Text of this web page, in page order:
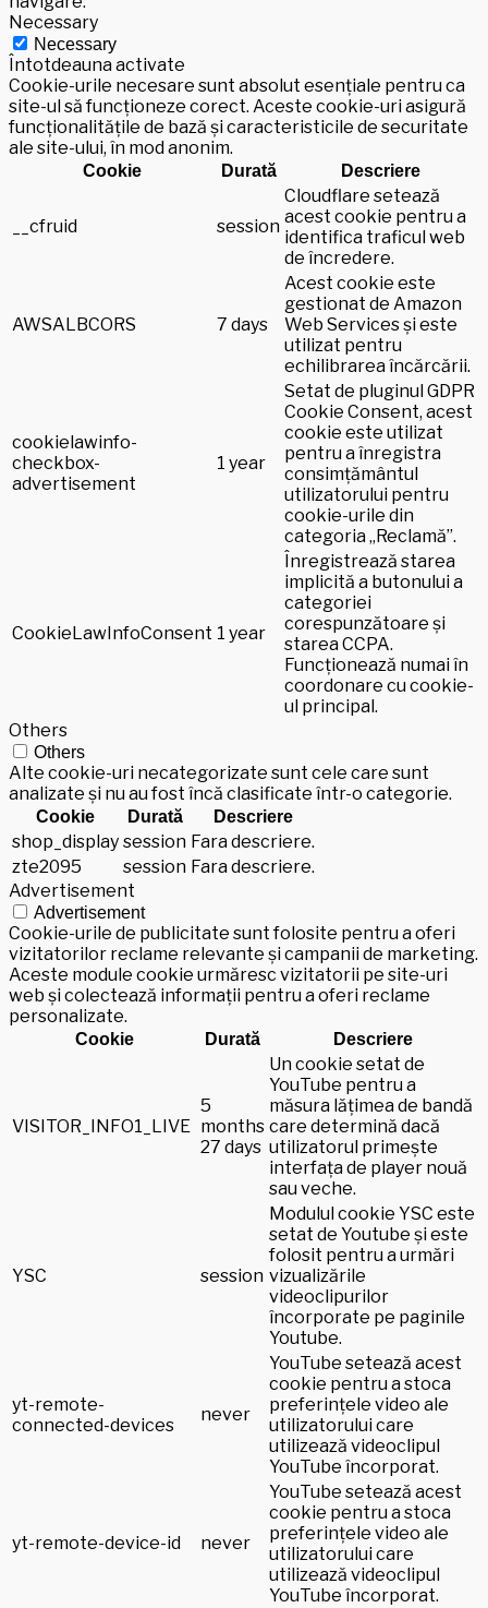
Necessary
Necessary
Întotdeauna activate
Cookie-urile necesare sunt absolut esențiale pentru ca
site-ul să funcționeze corect. Aceste cookie-uri asigură
funcționalitățile de bază și caracteristicile de securitate
ale site-ului, în mod anonim.
Cookie Durată Descriere
__cfruid session
Cloudflare setează
acest cookie pentru a
identifica traficul web
de încredere.
AWSALBCORS 7 days
Acest cookie este
gestionat de Amazon
Web Services și este
utilizat pentru
echilibrarea încărcării.
cookielawinfo-
checkbox-
advertisement
1 year
Setat de pluginul GDPR
Cookie Consent, acest
cookie este utilizat
pentru a înregistra
consimțământul
utilizatorului pentru
cookie-urile din
categoria „Reclamă”.
CookieLawInfoConsent 1 year
Înregistrează starea
implicită a butonului a
categoriei
corespunzătoare și
starea CCPA.
Funcționează numai în
coordonare cu cookie-
ul principal.
Others
Others
Alte cookie-uri necategorizate sunt cele care sunt
analizate și nu au fost încă clasificate într-o categorie.
Cookie Durată Descriere
shop_display session Fara descriere.
zte2095
session Fara descriere.
Advertisement
Advertisement
Cookie-urile de publicitate sunt folosite pentru a oferi
vizitatorilor reclame relevante și campanii de marketing.
Aceste module cookie urmăresc vizitatorii pe site-uri
web și colectează informații pentru a oferi reclame
personalizate.
Cookie Durată Descriere
VISITOR_INFO1_LIVE
5
months
27 days
Un cookie setat de
YouTube pentru a
măsura lățimea de bandă
care determină dacă
utilizatorul primește
interfața de player nouă
sau veche.
YSC session
Modulul cookie YSC este
setat de Youtube și este
folosit pentru a urmări
vizualizările
videoclipurilor
încorporate pe paginile
Youtube.
yt-remote-
connected-devices
never
YouTube setează acest
cookie pentru a stoca
preferințele video ale
utilizatorului care
utilizează videoclipul
YouTube încorporat.
yt-remote-device-id never
YouTube setează acest
cookie pentru a stoca
preferințele video ale
utilizatorului care
utilizează videoclipul
YouTube încorporat.